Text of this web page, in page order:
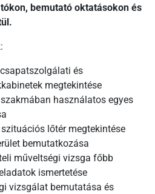
bemutató oktatásokon és
és
megtekintése
szakmában használatos egyes
lőtér megtekintése
bemutatkozása
műveltségi vizsga főbb
ismertetése
vizsgálat bemutatása és